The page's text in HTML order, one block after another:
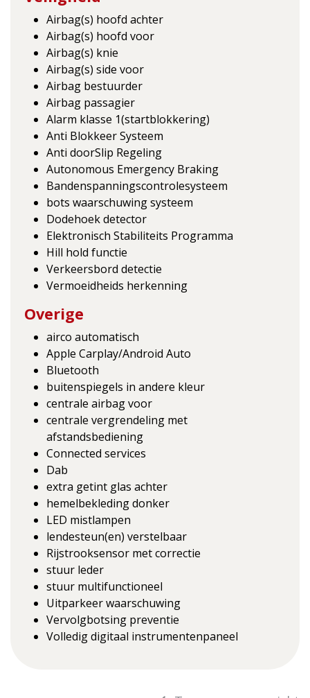
Airbag(s) hoofd achter
Airbag(s) hoofd voor
Airbag(s) knie
Airbag(s) side voor
Airbag bestuurder
Airbag passagier
Alarm klasse 1(startblokkering)
Anti Blokkeer Systeem
Anti doorSlip Regeling
Autonomous Emergency Braking
Bandenspanningscontrolesysteem
bots waarschuwing systeem
Dodehoek detector
Elektronisch Stabiliteits Programma
Hill hold functie
Verkeersbord detectie
Vermoeidheids herkenning
Overige
airco automatisch
Apple Carplay/Android Auto
Bluetooth
buitenspiegels in andere kleur
centrale airbag voor
centrale vergrendeling met
afstandsbediening
Connected services
Dab
extra getint glas achter
hemelbekleding donker
LED mistlampen
lendesteun(en) verstelbaar
Rijstrooksensor met correctie
stuur leder
stuur multifunctioneel
Uitparkeer waarschuwing
Vervolgbotsing preventie
Volledig digitaal instrumentenpaneel